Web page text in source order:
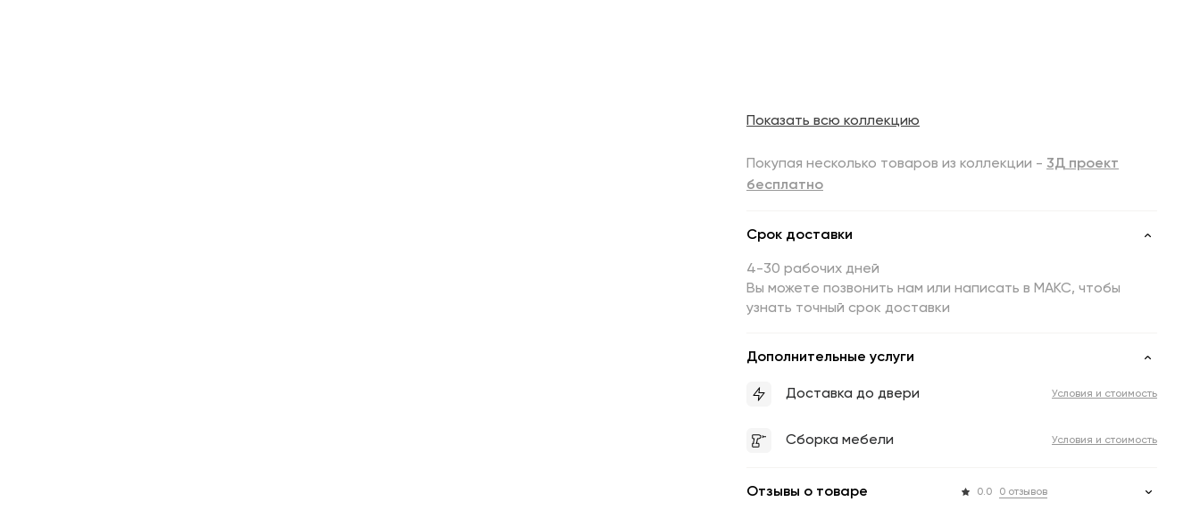
Показать всю коллекцию
Покупая несколько товаров из коллекции - 3Д проект
бесплатно
Срок доставки
4-30 рабочих дней
Вы можете позвонить нам или написать в МАКС, чтобы
узнать точный срок доставки
Дополнительные услуги
Доставка до двери Условия и стоимость
Сборка мебели Условия и стоимость
Отзывы о товаре 0.0 0 отзывов